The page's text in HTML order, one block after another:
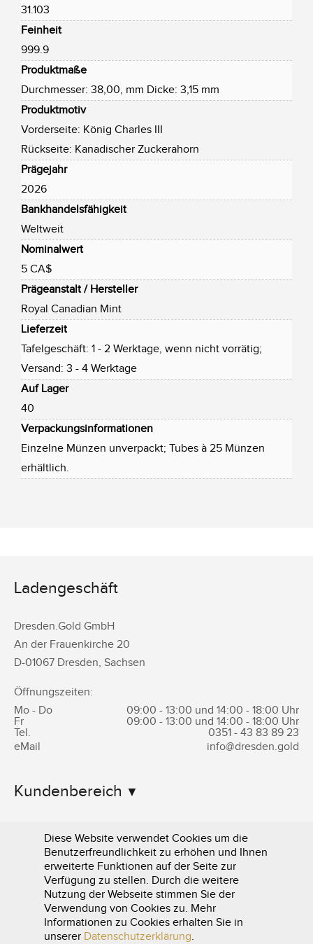
31.103
Feinheit
999.9
Produktmaße
Durchmesser: 38,00, mm Dicke: 3,15 mm
Produktmotiv
Vorderseite: König Charles III
Rückseite: Kanadischer Zuckerahorn
Prägejahr
2026
Bankhandelsfähigkeit
Weltweit
Nominalwert
5 CA$
Prägeanstalt / Hersteller
Royal Canadian Mint
Lieferzeit
Tafelgeschäft: 1 - 2 Werktage, wenn nicht vorrätig;
Versand: 3 - 4 Werktage
Auf Lager
40
Verpackungsinformationen
Einzelne Münzen unverpackt; Tubes à 25 Münzen
erhältlich.
Ladengeschäft
Dresden.Gold GmbH
An der Frauenkirche 20
D-01067 Dresden, Sachsen
Öffnungszeiten:
Mo - Do
09:00 - 13:00 und 14:00 - 18:00 Uhr
Fr
09:00 - 13:00 und 14:00 - 18:00 Uhr
Tel.
0351 - 43 83 89 23
eMail
info@dresden.gold
Kundenbereich
Informationen
0351 - 43 83 89 23
Diese Website verwendet Cookies um die
Benutzerfreundlichkeit zu erhöhen und Ihnen
erweiterte Funktionen auf der Seite zur
Verfügung zu stellen. Durch die weitere
Nutzung der Webseite stimmen Sie der
Verwendung von Cookies zu. Mehr
Informationen zu Cookies erhalten Sie in
unserer Datenschutzerklärung.